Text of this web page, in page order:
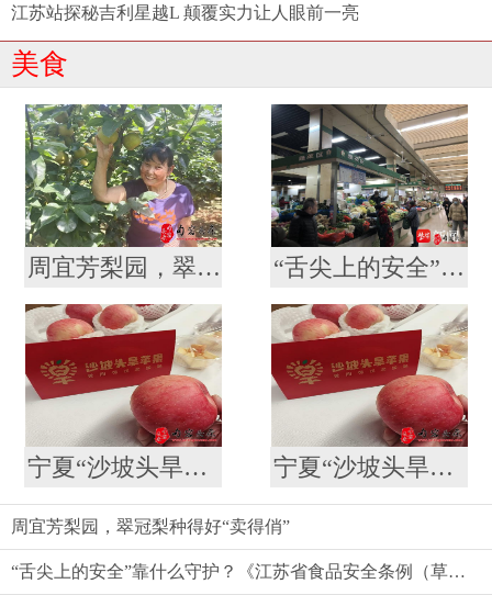
江苏站探秘吉利星越L 颠覆实力让人眼前一亮
美食
周宜芳梨园，翠冠梨种得好“卖得俏” “舌尖上的安全”靠什么守护？《江苏省食品安全条例（草案）》引发代表委员热议
宁夏“沙坡头旱苹果”喜登南京众彩市场 宁夏“沙坡头旱苹果”喜登南京众彩市场
周宜芳梨园，翠冠梨种得好“卖得俏”
“舌尖上的安全”靠什么守护？《江苏省食品安全条例（草案）》引发代表委员热议